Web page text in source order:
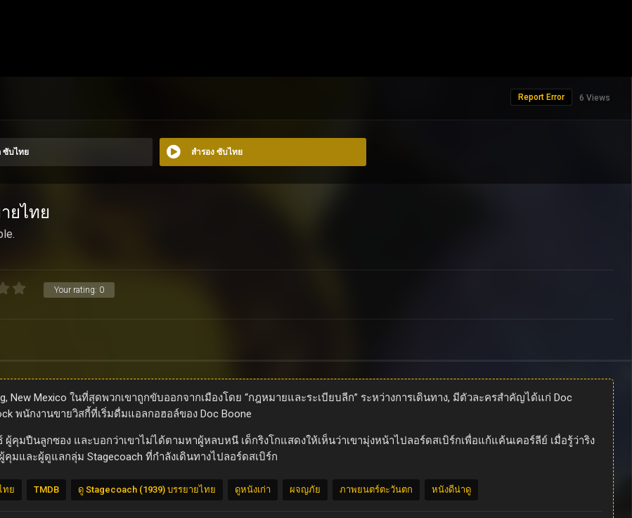
6 Views
Report Error
ซับไทย สำรอง ซับไทย
ยไทย
Your rating: 0
New Mexico ในที่สุดพวกเขาถูกขับออกจากเมืองโดย “กฎหมายและระเบียบลีก” ระหว่างการเดินทาง, มีตัวละครสำคัญได้แก่ Doc
พนักงานขายวิสกี้ที่เริ่มดื่มแอลกอฮอล์ของ Doc Boone
มปืนลูกซอง และบอกว่าเขาไม่ได้ตามหาผู้หลบหนี เด็กริงโกแสดงให้เห็นว่าเขามุ่งหน้าไปลอร์ดสเบิร์กเพื่อแก้แค้นเคอร์ลีย์ เมื่อรู้ว่าริง
มและผู้ดูแลกลุ่ม Stagecoach ที่กำลังเดินทางไปลอร์ดสเบิร์ก
ทย TMDB ดู Stagecoach (1939) บรรยายไทย ดูหนังเก่า ผจญภัย ภาพยนตร์ตะวันตก หนังดีน่าดู